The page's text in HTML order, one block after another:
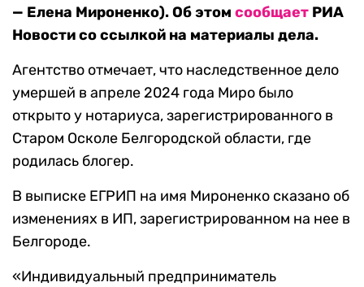
— Елена Мироненко). Об этом сообщает РИА
Новости со ссылкой на материалы дела.
Агентство отмечает, что наследственное дело
умершей в апреле 2024 года Миро было
открыто у нотариуса, зарегистрированного в
Старом Осколе Белгородской области, где
родилась блогер.
В выписке ЕГРИП на имя Мироненко сказано об
изменениях в ИП, зарегистрированном на нее в
Белгороде.
«Индивидуальный предприниматель